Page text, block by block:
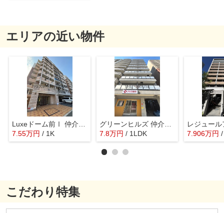
エリアの近い物件
Luxeドーム前Ⅰ 仲介手数料無料
7.55万円 / 1K
グリーンヒルズ 仲介手数料無料
7.8万円 / 1LDK 7.906万円
こだわり特集